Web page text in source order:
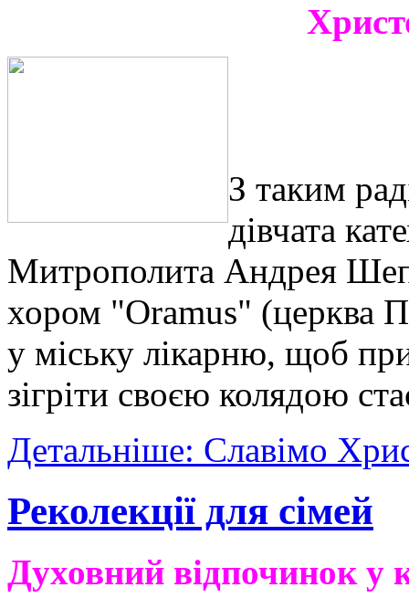
З таким
дівчата
Митрополита Андрея
хором "Oramus" (церква
у міську лікарню, щоб
зігріти своєю колядою
Детальніше: Славімо
Реколекції для сімей
Духовний відпочинок у